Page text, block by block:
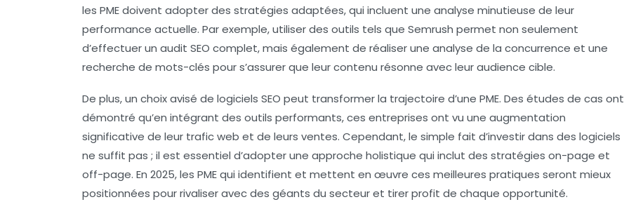
les PME doivent adopter des stratégies adaptées, qui incluent une analyse minutieuse de leur
performance actuelle. Par exemple, utiliser des outils tels que Semrush permet non seulement
d’effectuer un audit SEO complet, mais également de réaliser une analyse de la concurrence et une
recherche de mots-clés pour s’assurer que leur contenu résonne avec leur audience cible.
De plus, un choix avisé de logiciels SEO peut transformer la trajectoire d’une PME. Des études de cas ont
démontré qu’en intégrant des outils performants, ces entreprises ont vu une augmentation
significative de leur trafic web et de leurs ventes. Cependant, le simple fait d’investir dans des logiciels
ne suffit pas ; il est essentiel d’adopter une approche holistique qui inclut des stratégies on-page et
off-page. En 2025, les PME qui identifient et mettent en œuvre ces meilleures pratiques seront mieux
positionnées pour rivaliser avec des géants du secteur et tirer profit de chaque opportunité.